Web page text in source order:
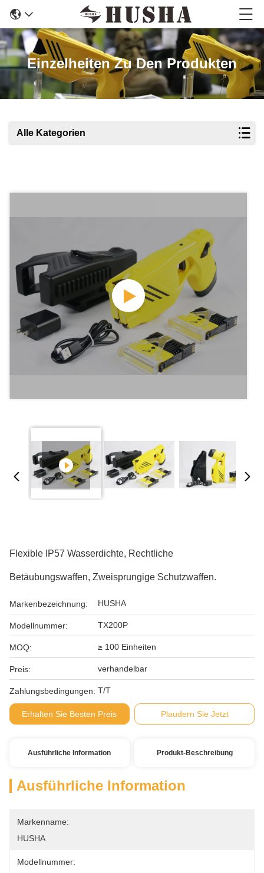
Einzelheiten Zu Den Produkten
Alle Kategorien
Flexible IP57 Wasserdichte, Rechtliche
Betäubungswaffen, Zweisprungige Schutzwaffen.
Markenbezeichnung: HUSHA
Modellnummer: TX200P
MOQ: ≥ 100 Einheiten
Preis: verhandelbar
Zahlungsbedingungen: T/T
Erhalten Sie Besten Preis Plaudern Sie Jetzt
Ausführliche Information Produkt-Beschreibung
Ausführliche Information
Markenname:
HUSHA
Modellnummer: